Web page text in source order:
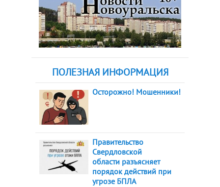
ПОЛЕЗНАЯ ИНФОРМАЦИЯ
Осторожно! Мошенники!
Правительство
Свердловской
области разъясняет
порядок действий при
угрозе БПЛА